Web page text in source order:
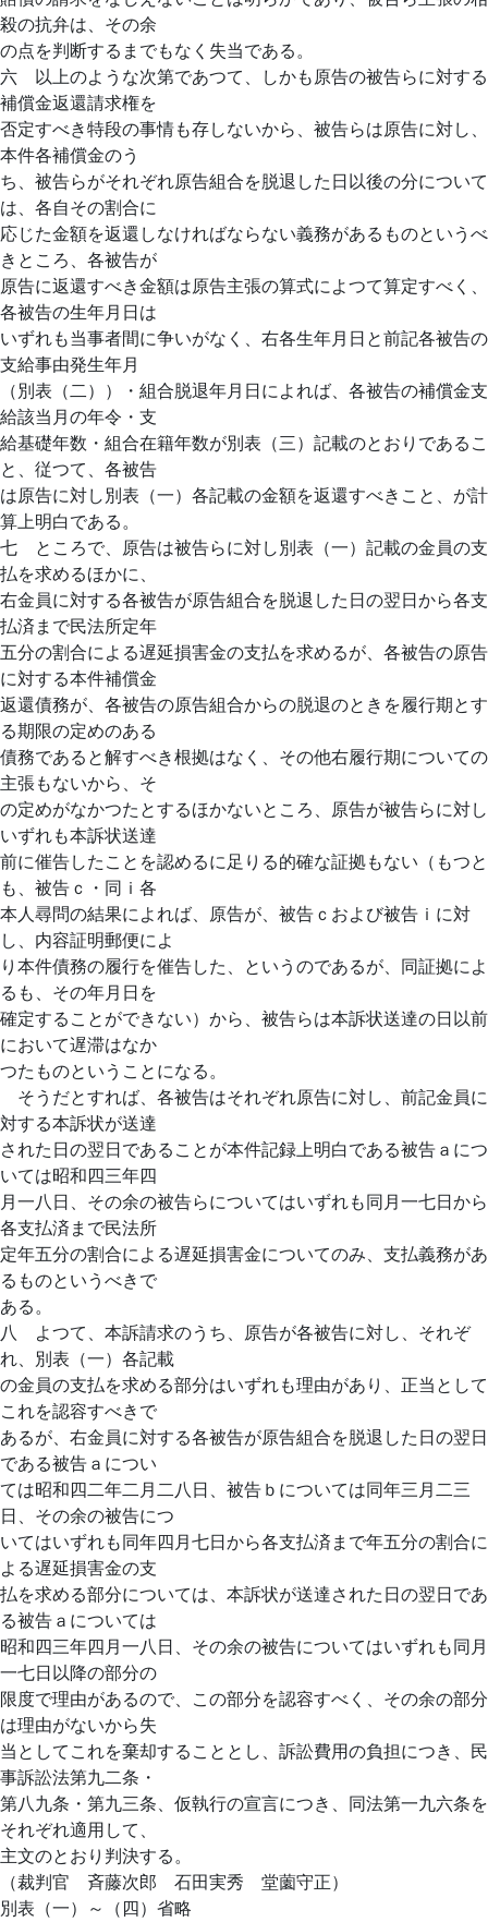
殺の抗弁は、その余
の点を判断するまでもなく失当である。
六 以上のような次第であつて、しかも原告の被告らに対する
補償金返還請求権を
否定すべき特段の事情も存しないから、被告らは原告に対し、
本件各補償金のう
ち、被告らがそれぞれ原告組合を脱退した日以後の分について
は、各自その割合に
応じた金額を返還しなければならない義務があるものというべ
きところ、各被告が
原告に返還すべき金額は原告主張の算式によつて算定すべく、
各被告の生年月日は
いずれも当事者間に争いがなく、右各生年月日と前記各被告の
支給事由発生年月
（別表（二））・組合脱退年月日によれば、各被告の補償金支
給該当月の年令・支
給基礎年数・組合在籍年数が別表（三）記載のとおりであるこ
と、従つて、各被告
は原告に対し別表（一）各記載の金額を返還すべきこと、が計
算上明白である。
七 ところで、原告は被告らに対し別表（一）記載の金員の支
払を求めるほかに、
右金員に対する各被告が原告組合を脱退した日の翌日から各支
払済まで民法所定年
五分の割合による遅延損害金の支払を求めるが、各被告の原告
に対する本件補償金
返還債務が、各被告の原告組合からの脱退のときを履行期とす
る期限の定めのある
債務であると解すべき根拠はなく、その他右履行期についての
主張もないから、そ
の定めがなかつたとするほかないところ、原告が被告らに対し
いずれも本訴状送達
前に催告したことを認めるに足りる的確な証拠もない（もつと
も、被告ｃ・同ｉ各
本人尋問の結果によれば、原告が、被告ｃおよび被告ｉに対
し、内容証明郵便によ
り本件債務の履行を催告した、というのであるが、同証拠によ
るも、その年月日を
確定することができない）から、被告らは本訴状送達の日以前
において遅滞はなか
つたものということになる。
そうだとすれば、各被告はそれぞれ原告に対し、前記金員に
対する本訴状が送達
された日の翌日であることが本件記録上明白である被告ａにつ
いては昭和四三年四
月一八日、その余の被告らについてはいずれも同月一七日から
各支払済まで民法所
定年五分の割合による遅延損害金についてのみ、支払義務があ
るものというべきで
ある。
八 よつて、本訴請求のうち、原告が各被告に対し、それぞ
れ、別表（一）各記載
の金員の支払を求める部分はいずれも理由があり、正当として
これを認容すべきで
あるが、右金員に対する各被告が原告組合を脱退した日の翌日
である被告ａについ
ては昭和四二年二月二八日、被告ｂについては同年三月二三
日、その余の被告につ
いてはいずれも同年四月七日から各支払済まで年五分の割合に
よる遅延損害金の支
払を求める部分については、本訴状が送達された日の翌日であ
る被告ａについては
昭和四三年四月一八日、その余の被告についてはいずれも同月
一七日以降の部分の
限度で理由があるので、この部分を認容すべく、その余の部分
は理由がないから失
当としてこれを棄却することとし、訴訟費用の負担につき、民
事訴訟法第九二条・
第八九条・第九三条、仮執行の宣言につき、同法第一九六条を
それぞれ適用して、
主文のとおり判決する。
（裁判官 斉藤次郎 石田実秀 堂薗守正）
別表（一）～（四）省略